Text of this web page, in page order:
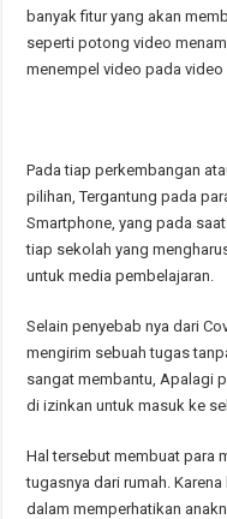
banyak fitur yang akan
seperti potong video
menempel video pada video
Pada tiap perkembangan
pilihan, Tergantung pada
Smartphone, yang pada
tiap sekolah yang
untuk media pembelajaran.
Selain penyebab nya dari
mengirim sebuah tugas
sangat membantu, Apalagi
di izinkan untuk masuk ke
Hal tersebut membuat para
tugasnya dari rumah.
dalam memperhatikan